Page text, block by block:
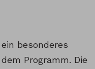
besonderes
Programm. Die